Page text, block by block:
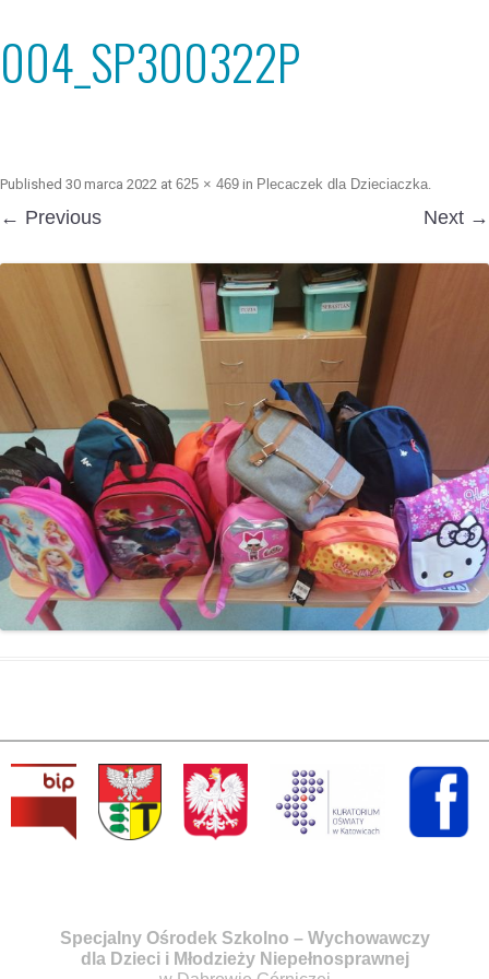
004_SP300322P
Published 30 marca 2022 at 625 × 469 in Plecaczek dla Dzieciaczka.
← Previous Next →
Specjalny Ośrodek Szkolno – Wychowawczy
dla Dzieci i Młodzieży Niepełnosprawnej